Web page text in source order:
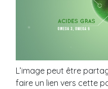
L’image peut être
faire un lien vers cette